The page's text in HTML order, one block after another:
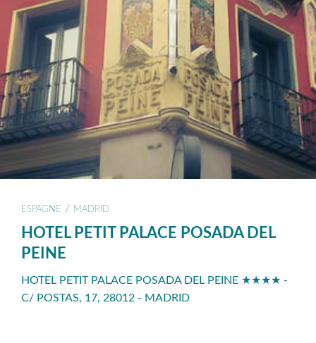
ESPAGNE / MADRID
HOTEL PETIT PALACE POSADA DEL
PEINE
HOTEL PETIT PALACE POSADA DEL PEINE ★★★★ -
C/ POSTAS, 17, 28012 - MADRID